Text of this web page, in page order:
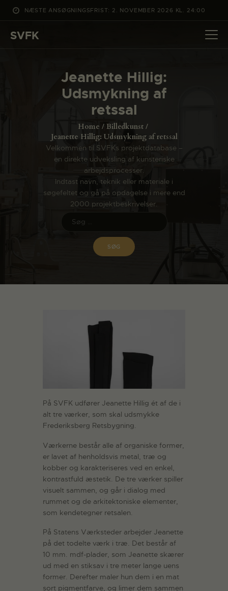
NÆSTE ANSØGNINGSFRIST: 2. NOVEMBER 2026 KL. 24:00
SVFK
Jeanette Hillig:
Udsmykning af
retssal
Home
Billedkunst
Jeanette Hillig: Udsmykning af retssal
Velkommen til SVFKs projektdatabase –
en direkte udveksling af kunsteriske
arbejdsprocesser.
Indtast navn, teknik eller materiale i
søgefeltet og gå på opdagelse i mere end
2000 projektbeskrivelser.
DET SKER
PROJEKTER
OM SVFK
ENGLISH
På SVFK udfører Jeanette Hillig ét af de i
alt tre værker, som skal udsmykke
Frederiksberg Retsbygning.
Værkerne består alle af organiske former,
er lavet af henholdsvis metal, træ og
kobber og karakteriseres ved en enkel,
kontrastfuld æstetik. De tre værker spiller
visuelt sammen, og går i dialog med
rummet og de arkitektoniske elementer,
som kendetegner retsalen.
På Statens Værksteder arbejder Jeanette
på det todelte værk i træ. Det består af
10 mm. mdf-plader, som Jeanette skærer
ud med en stiksav i tre meter lange uens
former. Derefter maler hun dem i en mat
sort pigmentfarve, og limer dem sammen